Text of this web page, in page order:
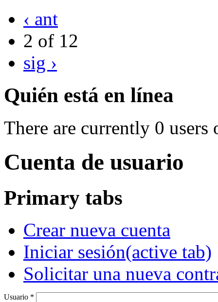
‹ ant
2 of 12
sig ›
Quién está en línea
There are currently 0 users
Cuenta de usuario
Primary tabs
Crear nueva cuenta
Iniciar sesión(active tab)
Solicitar una nueva
Usuario *